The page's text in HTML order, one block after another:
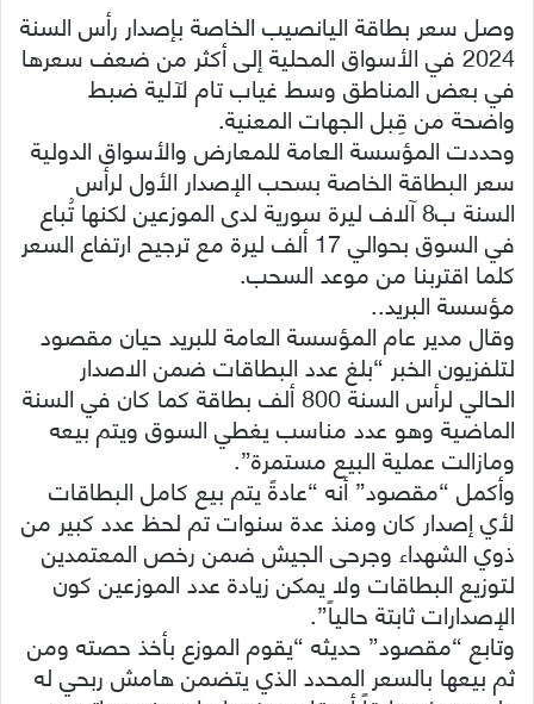
وصل سعر بطاقة اليانصيب الخاصة بإصدار رأس السنة
2024 في الأسواق المحلية إلى أكثر من ضعف سعرها
في بعض المناطق وسط غياب تام لآلية ضبط
واضحة من قِبل الجهات المعنية.
وحددت المؤسسة العامة للمعارض والأسواق الدولية
سعر البطاقة الخاصة بسحب الإصدار الأول لرأس
السنة ب8 آلاف ليرة سورية لدى الموزعين لكنها تُباع
في السوق بحوالي 17 ألف ليرة مع ترجيح ارتفاع السعر
كلما اقتربنا من موعد السحب.
مؤسسة البريد..
وقال مدير عام المؤسسة العامة للبريد حيان مقصود
لتلفزيون الخبر “بلغ عدد البطاقات ضمن الاصدار
الحالي لرأس السنة 800 ألف بطاقة كما كان في السنة
الماضية وهو عدد مناسب يغطي السوق ويتم بيعه
ومازالت عملية البيع مستمرة”.
وأكمل “مقصود” أنه “عادةً يتم بيع كامل البطاقات
لأي إصدار كان ومنذ عدة سنوات تم لحظ عدد كبير من
ذوي الشهداء وجرحى الجيش ضمن رخص المعتمدين
لتوزيع البطاقات ولا يمكن زيادة عدد الموزعين كون
الإصدارات ثابتة حالياً”.
وتابع “مقصود” حديثه “يقوم الموزع بأخذ حصته ومن
ثم بيعها بالسعر المحدد الذي يتضمن هامش ربحي له